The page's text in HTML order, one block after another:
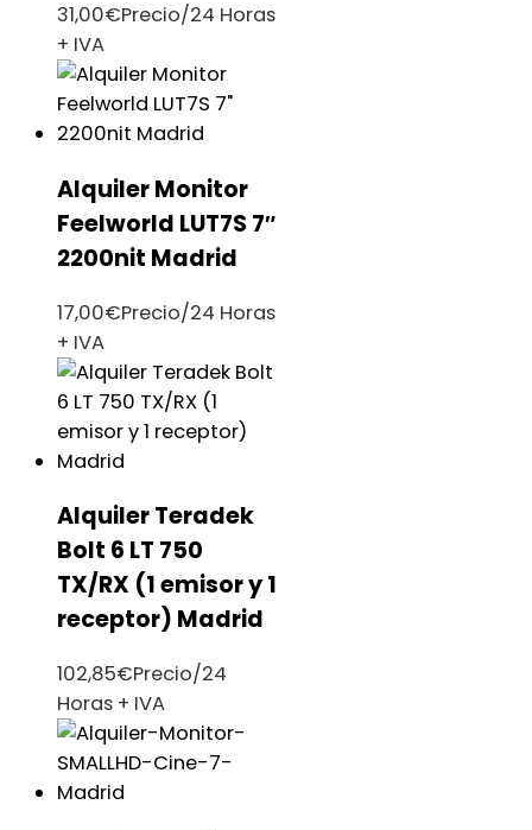
31,00€Precio/24 Horas
+ IVA
Alquiler Monitor
Feelworld LUT7S 7″
2200nit Madrid
17,00€Precio/24 Horas
+ IVA
Alquiler Teradek
Bolt 6 LT 750
TX/RX (1 emisor y 1
receptor) Madrid
102,85€Precio/24
Horas + IVA